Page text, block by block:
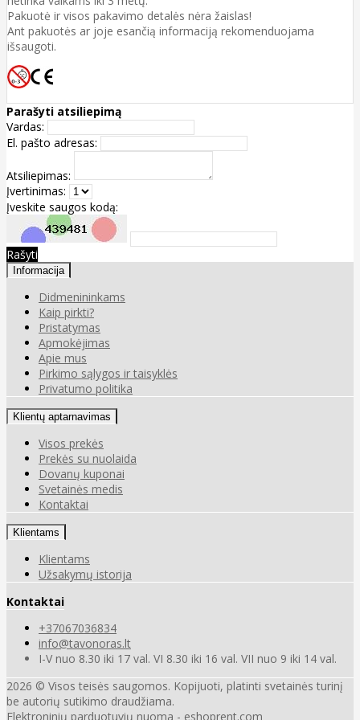
Pakuotė ir visos pakavimo detalės nėra žaislas!
Ant pakuotės ar joje esančią informaciją rekomenduojama
išsaugoti.
Parašyti atsiliepimą
Vardas:
El. pašto adresas:
Atsiliepimas:
Įvertinimas:
Įveskite saugos kodą:
Rašyti
Informacija
Didmenininkams
Kaip pirkti?
Pristatymas
Apmokėjimas
Apie mus
Pirkimo sąlygos ir taisyklės
Privatumo politika
Klientų aptarnavimas
Visos prekės
Prekės su nuolaida
Dovanų kuponai
Svetainės medis
Kontaktai
Klientams
Klientams
Užsakymų istorija
Kontaktai
+37067036834
info@tavonoras.lt
I-V nuo 8.30 iki 17 val. VI 8.30 iki 16 val. VII nuo 9 iki 14 val.
2026 © Visos teisės saugomos. Kopijuoti, platinti svetainės turinį
be autorių sutikimo draudžiama.
Elektroninių parduotuvių nuoma - eshoprent.com